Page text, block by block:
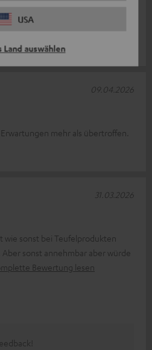
USA
Land auswählen
zu kurz.
mehr als übertroffen.
09.04.2026
wie sonst bei Teufelprodukten
sonst annehmbar aber würde
Bewertung lesen
31.03.2026